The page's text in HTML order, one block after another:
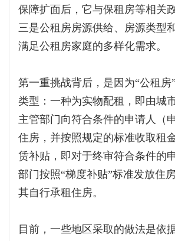
保障扩面后，它与保租房等相关
三是公租房房源供给、房源类型
满足公租房家庭的多样化需求。
第一重挑战背后，是因为“公租房
类型：一种为实物配租，即由城
主管部门向符合条件的申请人（
住房，并按照规定的标准收取租
赁补贴，即对于终审符合条件的
部门按照“梯度补贴”标准发放住
其自行承租住房。
目前，一些地区采取的做法是依